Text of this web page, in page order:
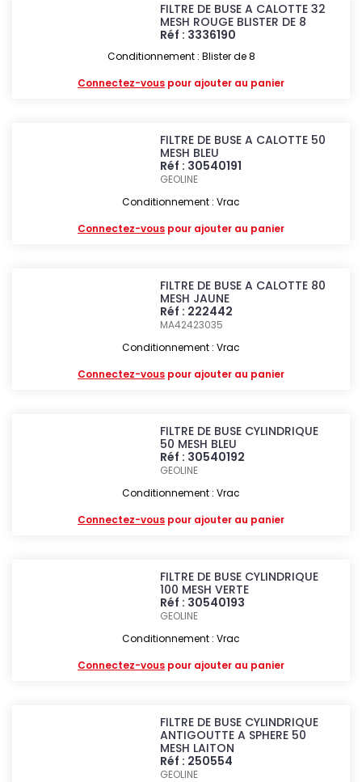
FILTRE DE BUSE A CALOTTE 32
MESH ROUGE BLISTER DE 8
Réf : 3336190
Conditionnement : Blister de 8
Connectez-vous pour ajouter au panier
FILTRE DE BUSE A CALOTTE 50
MESH BLEU
Réf : 30540191
GEOLINE
Conditionnement : Vrac
Connectez-vous pour ajouter au panier
FILTRE DE BUSE A CALOTTE 80
MESH JAUNE
Réf : 222442
MA42423035
Conditionnement : Vrac
Connectez-vous pour ajouter au panier
FILTRE DE BUSE CYLINDRIQUE
50 MESH BLEU
Réf : 30540192
GEOLINE
Conditionnement : Vrac
Connectez-vous pour ajouter au panier
FILTRE DE BUSE CYLINDRIQUE
100 MESH VERTE
Réf : 30540193
GEOLINE
Conditionnement : Vrac
Connectez-vous pour ajouter au panier
FILTRE DE BUSE CYLINDRIQUE
ANTIGOUTTE A SPHERE 50
MESH LAITON
Réf : 250554
GEOLINE